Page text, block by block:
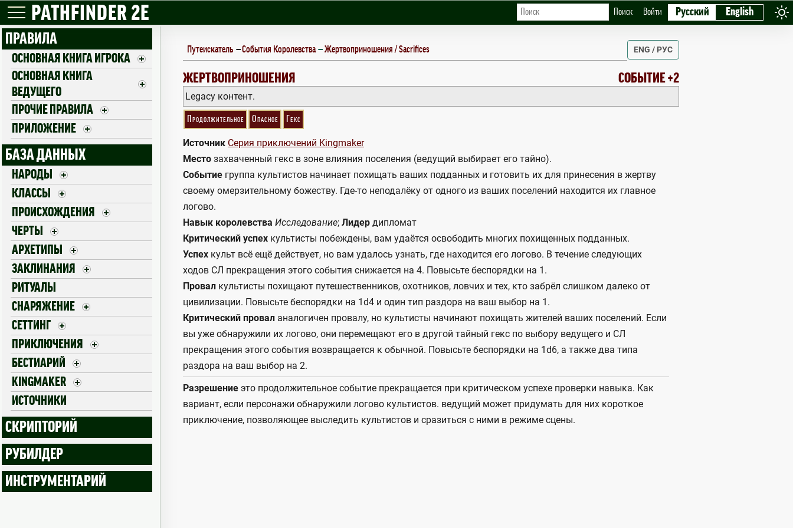
PATHFINDER 2E Поиск Войти Русский English
ПРАВИЛА
ОСНОВНАЯ КНИГА ИГРОКА
ОСНОВНАЯ КНИГА
ВЕДУЩЕГО
ПРОЧИЕ ПРАВИЛА
ПРИЛОЖЕНИЕ
БАЗА ДАННЫХ
НАРОДЫ
КЛАССЫ
ПРОИСХОЖДЕНИЯ
ЧЕРТЫ
АРХЕТИПЫ
ЗАКЛИНАНИЯ
РИТУАЛЫ
СНАРЯЖЕНИЕ
СЕТТИНГ
ПРИКЛЮЧЕНИЯ
БЕСТИАРИЙ
KINGMAKER
ИСТОЧНИКИ
СКРИПТОРИЙ
РУБИЛДЕР
ИНСТРУМЕНТАРИЙ
Путеискатель —События Королевства Жертвоприношения / Sacrifices ENG / РУС
ЖЕРТВОПРИНОШЕНИЯ
SACRIFICES СОБЫТИЕ +2
Legacy контент.
Продолжительное Опасное Гекс
Источник Серия приключений Kingmaker
Место захваченный гекс в зоне влияния поселения (ведущий выбирает его тайно).
Событие группа культистов начинает похищать ваших подданных и готовить их для принесения в жертву
своему омерзительному божеству. Где-то неподалёку от одного из ваших поселений находится их главное
логово.
Навык королевства Исследование; Лидер дипломат
Критический успех культисты побеждены, вам удаётся освободить многих похищенных подданных.
Успех культ всё ещё действует, но вам удалось узнать, где находится его логово. В течение следующих
ходов СЛ прекращения этого события снижается на 4. Повысьте беспорядки на 1.
Провал культисты похищают путешественников, охотников, ловчих и тех, кто забрёл слишком далеко от
цивилизации. Повысьте беспорядки на 1d4 и один тип раздора на ваш выбор на 1.
Критический провал аналогичен провалу, но культисты начинают похищать жителей ваших поселений. Если
вы уже обнаружили их логово, они перемещают его в другой тайный гекс по выбору ведущего и СЛ
прекращения этого события возвращается к обычной. Повысьте беспорядки на 1d6, а также два типа
раздора на ваш выбор на 2.
Разрешение это продолжительное событие прекращается при критическом успехе проверки навыка. Как
вариант, если персонажи обнаружили логово культистов. ведущий может придумать для них короткое
приключение, позволяющее выследить культистов и сразиться с ними в режиме сцены.